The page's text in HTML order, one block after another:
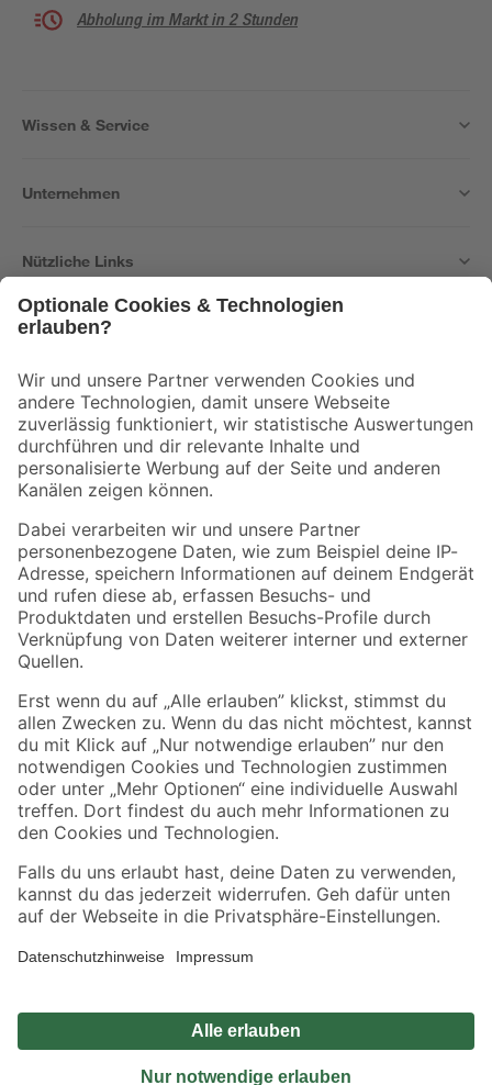
Abholung im Markt in 2 Stunden
Wissen & Service
Unternehmen
Nützliche Links
Der toom Newsletter: Keine Angebote und Aktionen mehr verpassen!
Zur Newsletter Anmeldung
Folge uns
Zahlungsarten Versandarten
Sicher einkaufen
Jetzt die toom-App herunterladen
Alle Preisangaben in EUR inkl. gesetzl. MwSt.. Die dargestellten Angebote sind unter
Umständen nicht in allen Märkten verfügbar. Die angegebenen Verfügbarkeiten beziehen
Produkte nur solange der Vorrat reicht.
*Paketversand ab 59 € versandkostenfrei, gilt nicht für Artikel mit Speditionsversand, hier
Privatsphäre Impressum
Nutzungsbedingungen
Widerrufsrecht
Vertrag widerrufen